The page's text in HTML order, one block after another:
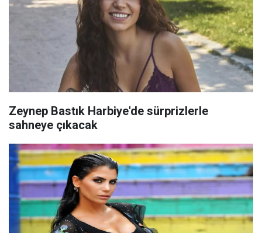
Zeynep Bastık Harbiye'de sürprizlerle
sahneye çıkacak